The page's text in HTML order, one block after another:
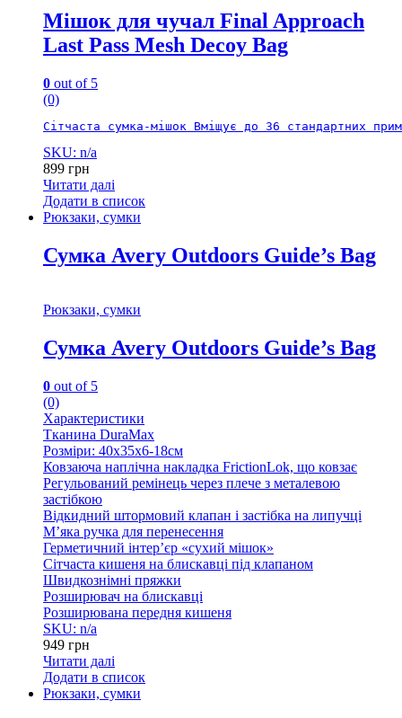
Мішок для чучал Final Approach
Last Pass Mesh Decoy Bag
0 out of 5
(0)
Сітчаста сумка-мішок Вміщує до 36 стандартних
SKU: n/a
899 грн
Читати далі
Додати в список
Рюкзаки, сумки
Сумка Avery Outdoors Guide’s Bag
Рюкзаки, сумки
Сумка Avery Outdoors Guide’s Bag
0 out of 5
(0)
Характеристики
Тканина DuraMax
Розміри: 40х35х6-18см
Ковзаюча наплічна накладка FrictionLok, що ковзає
Регульований ремінець через плече з металевою
застібкою
Відкидний штормовий клапан і застібка на липучці
М’яка ручка для перенесення
Герметичний інтер’єр «сухий мішок»
Сітчаста кишеня на блискавці під клапаном
Швидкознімні пряжки
Розширювач на блискавці
Розширювана передня кишеня
SKU: n/a
949 грн
Читати далі
Додати в список
Рюкзаки, сумки